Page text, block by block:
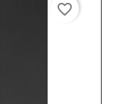
favorite_border